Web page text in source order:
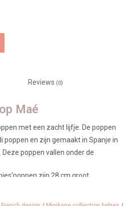
Reviews (0)
Maé
met een zacht lijfje. De poppen
poppen en zijn gemaakt in Spanje in
poppen vallen onder de
zijn 28 cm groot